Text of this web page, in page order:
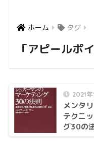
ホーム タグ
「アピールポ
2021
メンタ
テクニ
グ30の